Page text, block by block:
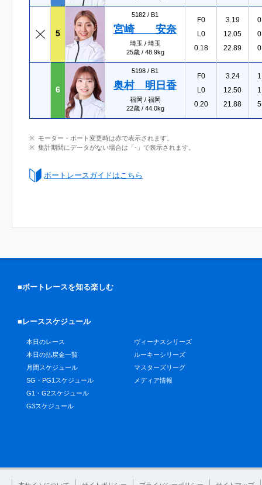
5
5182 / B1
宮崎 安奈
埼玉 / 埼玉
25歳 / 48.9kg
F0
L0
0.18
3.19
12.05
22.89
6
5198 / B1
奥村 明日香
福岡 / 福岡
22歳 / 44.0kg
F0
L0
0.20
3.24
12.50
21.88
モーター・ボート変更時は赤で表示されます。
集計期間にデータがない場合は「-」で表示されます。
ボートレースガイドはこちら
■ボートレースを知る楽しむ
■レーススケジュール
本日のレース
本日の払戻金一覧
月間スケジュール
SG・PG1スケジュール
G1・G2スケジュール
G3スケジュール
ヴィーナスシリーズ
ルーキーシリーズ
マスターズリーグ
メディア情報